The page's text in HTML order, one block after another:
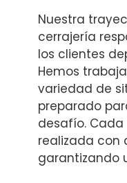
Nuestra
cerrajería
los clientes
Hemos
variedad de
preparado
desafío.
realizada con
garantizando